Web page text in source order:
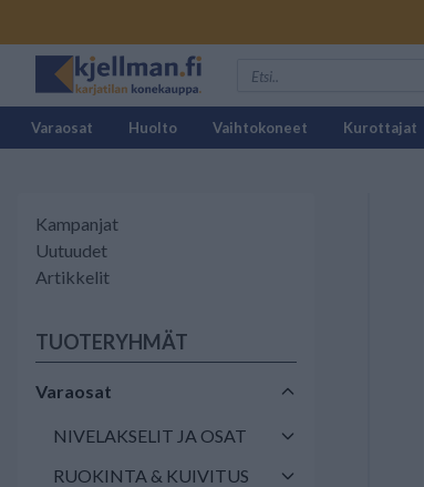
Varaosat Huolto Vaihtokoneet Kurottajat
Kampanjat
Uutuudet
Artikkelit
TUOTERYHMÄT
Varaosat
NIVELAKSELIT JA OSAT
RUOKINTA & KUIVITUS